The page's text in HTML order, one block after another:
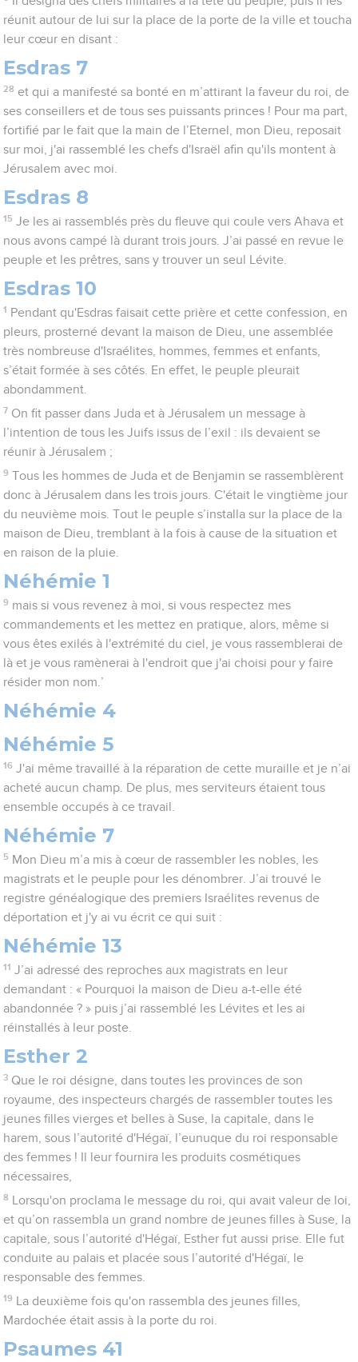
réunit autour de lui sur la place de la porte de la ville et toucha
leur cœur en disant :
Esdras 7
28 et qui a manifesté sa bonté en m’attirant la faveur du roi, de
ses conseillers et de tous ses puissants princes ! Pour ma part,
fortifié par le fait que la main de l’Eternel, mon Dieu, reposait
sur moi, j'ai rassemblé les chefs d'Israël afin qu'ils montent à
Jérusalem avec moi.
Esdras 8
15 Je les ai rassemblés près du fleuve qui coule vers Ahava et
nous avons campé là durant trois jours. J’ai passé en revue le
peuple et les prêtres, sans y trouver un seul Lévite.
Esdras 10
1 Pendant qu'Esdras faisait cette prière et cette confession, en
pleurs, prosterné devant la maison de Dieu, une assemblée
très nombreuse d'Israélites, hommes, femmes et enfants,
s’était formée à ses côtés. En effet, le peuple pleurait
abondamment.
7 On fit passer dans Juda et à Jérusalem un message à
l’intention de tous les Juifs issus de l’exil : ils devaient se
réunir à Jérusalem ;
9 Tous les hommes de Juda et de Benjamin se rassemblèrent
donc à Jérusalem dans les trois jours. C'était le vingtième jour
du neuvième mois. Tout le peuple s’installa sur la place de la
maison de Dieu, tremblant à la fois à cause de la situation et
en raison de la pluie.
Néhémie 1
9 mais si vous revenez à moi, si vous respectez mes
commandements et les mettez en pratique, alors, même si
vous êtes exilés à l'extrémité du ciel, je vous rassemblerai de
là et je vous ramènerai à l'endroit que j'ai choisi pour y faire
résider mon nom.’
Néhémie 4
Néhémie 5
16 J'ai même travaillé à la réparation de cette muraille et je n’ai
acheté aucun champ. De plus, mes serviteurs étaient tous
ensemble occupés à ce travail.
Néhémie 7
5 Mon Dieu m’a mis à cœur de rassembler les nobles, les
magistrats et le peuple pour les dénombrer. J’ai trouvé le
registre généalogique des premiers Israélites revenus de
déportation et j'y ai vu écrit ce qui suit :
Néhémie 13
11 J’ai adressé des reproches aux magistrats en leur
demandant : « Pourquoi la maison de Dieu a-t-elle été
abandonnée ? » puis j’ai rassemblé les Lévites et les ai
réinstallés à leur poste.
Esther 2
3 Que le roi désigne, dans toutes les provinces de son
royaume, des inspecteurs chargés de rassembler toutes les
jeunes filles vierges et belles à Suse, la capitale, dans le
harem, sous l’autorité d'Hégaï, l’eunuque du roi responsable
des femmes ! Il leur fournira les produits cosmétiques
nécessaires,
8
Lorsqu'on proclama le message du roi, qui avait valeur de loi,
et qu’on rassembla un grand nombre de jeunes filles à Suse, la
capitale, sous l’autorité d'Hégaï, Esther fut aussi prise. Elle fut
conduite au palais et placée sous l’autorité d'Hégaï, le
responsable des femmes.
19
La deuxième fois qu'on rassembla des jeunes filles,
Mardochée était assis à la porte du roi.
Psaumes 41